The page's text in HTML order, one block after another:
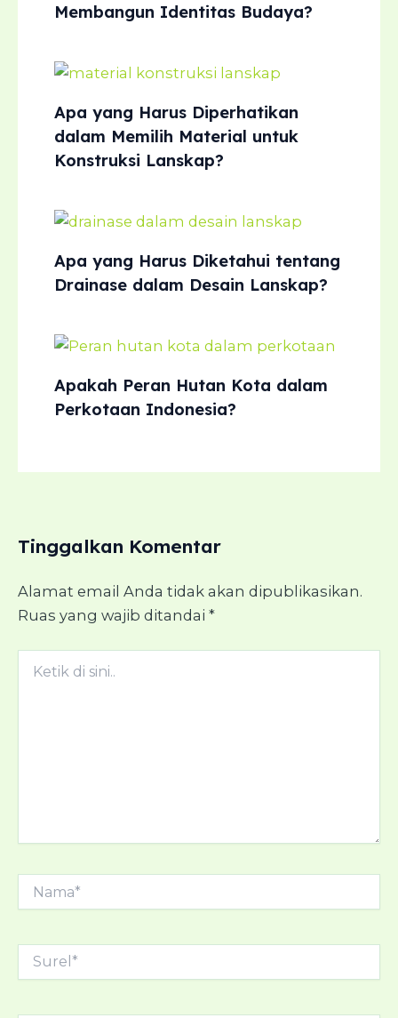
Membangun Identitas Budaya?
Apa yang Harus Diperhatikan
dalam Memilih Material untuk
Konstruksi Lanskap?
Apa yang Harus Diketahui tentang
Drainase dalam Desain Lanskap?
Apakah Peran Hutan Kota dalam
Perkotaan Indonesia?
Tinggalkan Komentar
Alamat email Anda tidak akan dipublikasikan.
Ruas yang wajib ditandai *
Surel*